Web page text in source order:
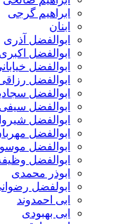
ابراهیم گرجی
ابنان
ابوالفضل آذری
ابوالفضل اکبری
ابوالفضل
ابوالفضل
ابوالفضل
ابوالفضل سیفی
ابوالفضل
ابوالفضل
ابوالفضل
ابوالفضل
ابوذر محمدی
ابولفضل
ابی احمدوند
ابی بهبودی